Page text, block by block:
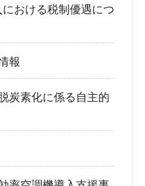
おける税制優遇につ
報
炭素化に係る自主的